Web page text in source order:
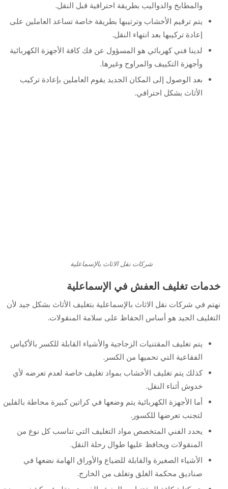
والمطابخ والدواليب بطريقة احترافية قبل النقل.
يتم ترقيم الأخشاب وترتيبها بطريقة خاصة تساعد العاملين على
إعادة تركيبها بعد انتهاء النقل.
لدينا فني كهربائي هو المسؤول عن فك كافة الأجهزة الكهربائية
وأجهزة التكييف والمراوح وغيرها.
بعد الوصول إلى المكان الجديد يقوم العاملين بإعادة تركيب
الأثاث بشكل احترافي.
شركات نقل الاثاث بالإسماعلية
خدمات تغليف العفش في الإسماعلية
نهتم في شركات نقل الاثاث بالإسماعلية بتغليف الأثاث بشكل جيد لأن
التغليف الجيد هو أساس الحفاظ على سلامة المنقولات.
يتم تغليف المقتنيات الزجاجية والأشياء القابلة للكسر بالأكياس
الفقاعية التي تحميها من الكسر.
كذلك يتم تغليف الأخشاب بمواد تغليف خاصة لعدم تعرضه لأي
خدوش أثناء النقل.
أما الأجهزة الكهربائية يتم وضعها في كراتين كبيرة محاطة بالفلين
لتجنب تعرضها للكسور.
يحدد الفني المتخصص مواد التغليف التي تناسب كل نوع من
المنقولات ويحافظ عليها طوال رحلة النقل.
الأشياء الصغيرة والقابلة للضياع والأوراق الهامة نضعها في
صناديق محكمة الغلق وتغلف من الخارج.